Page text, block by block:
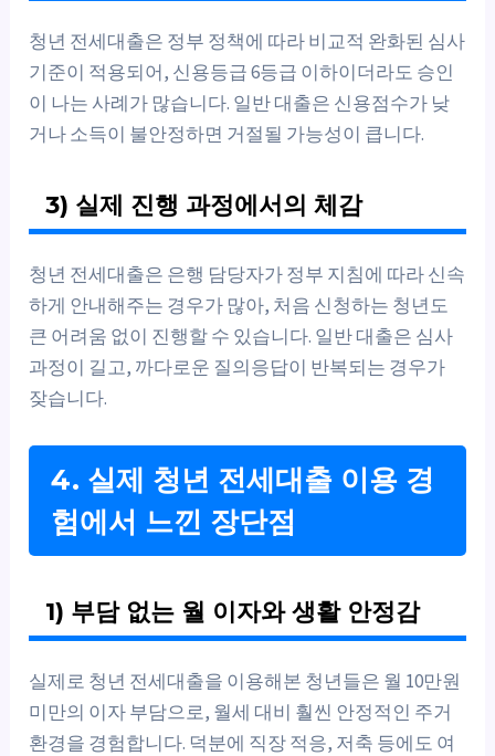
청년 전세대출은 정부 정책에 따라 비교적 완화된 심사
기준이 적용되어, 신용등급 6등급 이하이더라도 승인
이 나는 사례가 많습니다. 일반 대출은 신용점수가 낮
거나 소득이 불안정하면 거절될 가능성이 큽니다.
3) 실제 진행 과정에서의 체감
청년 전세대출은 은행 담당자가 정부 지침에 따라 신속
하게 안내해주는 경우가 많아, 처음 신청하는 청년도
큰 어려움 없이 진행할 수 있습니다. 일반 대출은 심사
과정이 길고, 까다로운 질의응답이 반복되는 경우가
잦습니다.
4. 실제 청년 전세대출 이용 경
험에서 느낀 장단점
1) 부담 없는 월 이자와 생활 안정감
실제로 청년 전세대출을 이용해본 청년들은 월 10만원
미만의 이자 부담으로, 월세 대비 훨씬 안정적인 주거
환경을 경험합니다. 덕분에 직장 적응, 저축 등에도 여